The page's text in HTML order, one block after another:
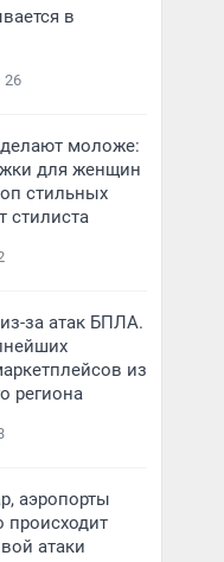
в
26
моложе:
для женщин
стильных
стилиста
за атак БПЛА.
из
региона
аэропорты
происходит
атаки